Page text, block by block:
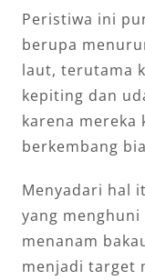
Peristiwa ini
berupa
laut, terutama
kepiting dan
karena
berkembang
Menyadari hal
yang
menanam
menjadi target